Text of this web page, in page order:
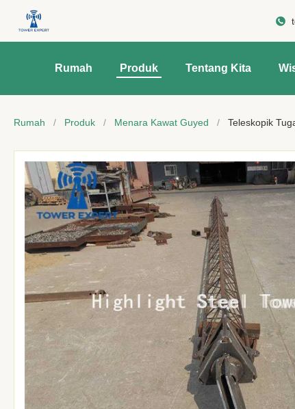
Rumah Produk Tentang Kita
Rumah / Produk / Menara Kawat Guyed / Teleskopik